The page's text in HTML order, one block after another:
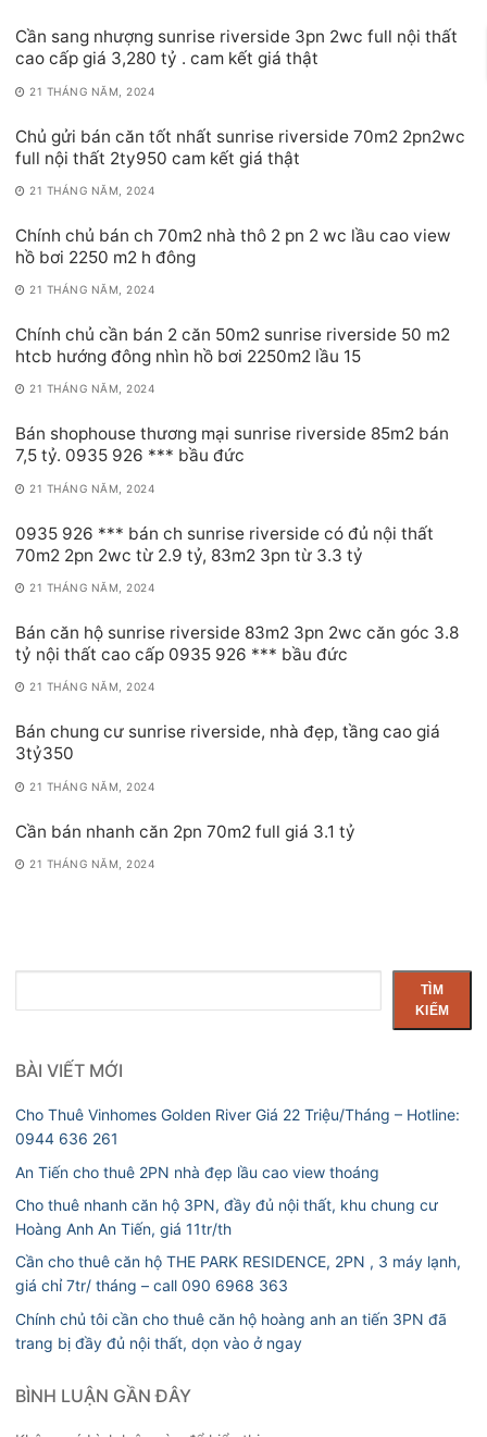
Cần sang nhượng sunrise riverside 3pn 2wc full nội thất
cao cấp giá 3,280 tỷ . cam kết giá thật
21 THÁNG NĂM, 2024
Chủ gửi bán căn tốt nhất sunrise riverside 70m2 2pn2wc
full nội thất 2ty950 cam kết giá thật
21 THÁNG NĂM, 2024
Chính chủ bán ch 70m2 nhà thô 2 pn 2 wc lầu cao view
hồ bơi 2250 m2 h đông
21 THÁNG NĂM, 2024
Chính chủ cần bán 2 căn 50m2 sunrise riverside 50 m2
htcb hướng đông nhìn hồ bơi 2250m2 lầu 15
21 THÁNG NĂM, 2024
Bán shophouse thương mại sunrise riverside 85m2 bán
7,5 tỷ. 0935 926 *** bầu đức
21 THÁNG NĂM, 2024
0935 926 *** bán ch sunrise riverside có đủ nội thất
70m2 2pn 2wc từ 2.9 tỷ, 83m2 3pn từ 3.3 tỷ
21 THÁNG NĂM, 2024
Bán căn hộ sunrise riverside 83m2 3pn 2wc căn góc 3.8
tỷ nội thất cao cấp 0935 926 *** bầu đức
21 THÁNG NĂM, 2024
Bán chung cư sunrise riverside, nhà đẹp, tầng cao giá
3tỷ350
21 THÁNG NĂM, 2024
Cần bán nhanh căn 2pn 70m2 full giá 3.1 tỷ
21 THÁNG NĂM, 2024
kiếm
TÌM
KIẾM
BÀI VIẾT MỚI
Cho Thuê Vinhomes Golden River Giá 22 Triệu/Tháng – Hotline:
0944 636 261
An Tiến cho thuê 2PN nhà đẹp lầu cao view thoáng
Cho thuê nhanh căn hộ 3PN, đầy đủ nội thất, khu chung cư
Hoàng Anh An Tiến, giá 11tr/th
Cần cho thuê căn hộ THE PARK RESIDENCE, 2PN , 3 máy lạnh,
giá chỉ 7tr/ tháng – call 090 6968 363
Chính chủ tôi cần cho thuê căn hộ hoàng anh an tiến 3PN đã
trang bị đầy đủ nội thất, dọn vào ở ngay
BÌNH LUẬN GẦN ĐÂY